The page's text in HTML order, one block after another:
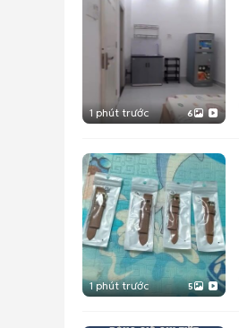
1 phút trước 6
1 phút trước 5